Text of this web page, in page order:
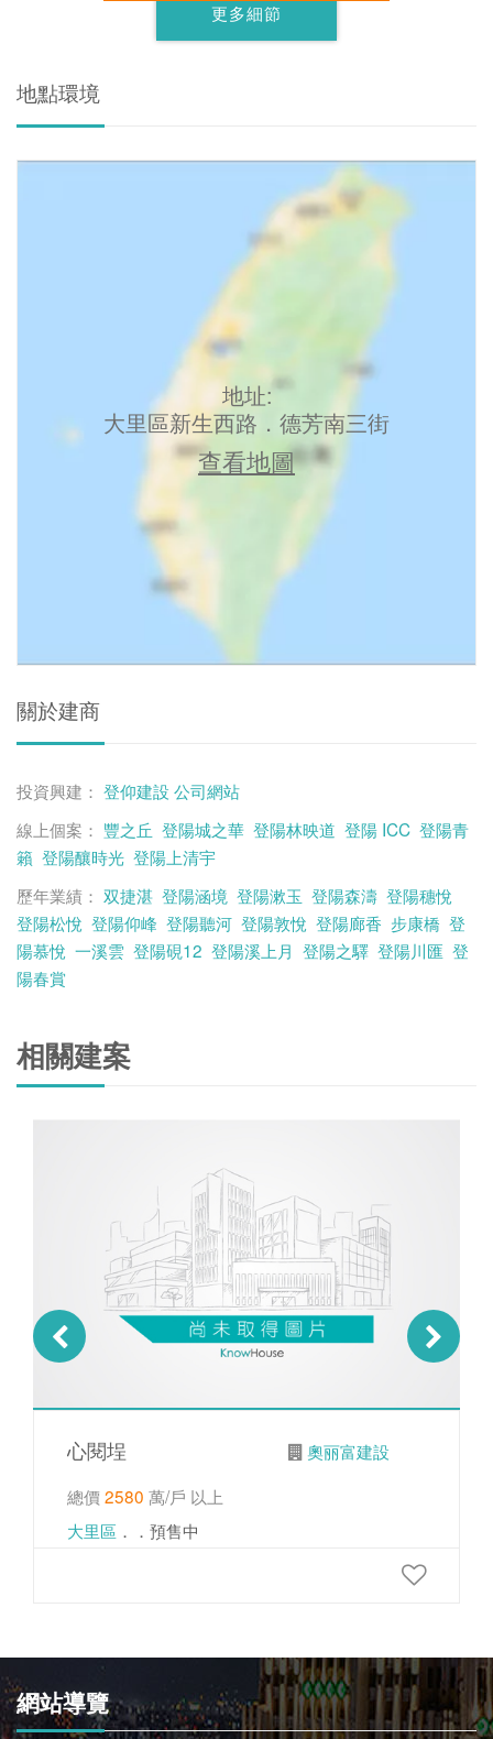
更多細節
地點環境
地址:
大里區新生西路．德芳南三街
查看地圖
關於建商
投資興建： 登仰建設 公司網站
線上個案： 豐之丘 登陽城之華 登陽林映道 登陽 ICC 登陽青
籟 登陽釀時光 登陽上清宇
歷年業績： 双捷湛 登陽涵境 登陽漱玉 登陽森濤 登陽穗悅
登陽松悅 登陽仰峰 登陽聽河 登陽敦悅 登陽廊香 步康橋 登
陽慕悅 一溪雲 登陽硯12 登陽溪上月 登陽之驛 登陽川匯 登
陽春賞
相關建案
心閱埕
奧丽富建設
總價2580 萬/戶 以上
大里區 ．．預售中
網站導覽